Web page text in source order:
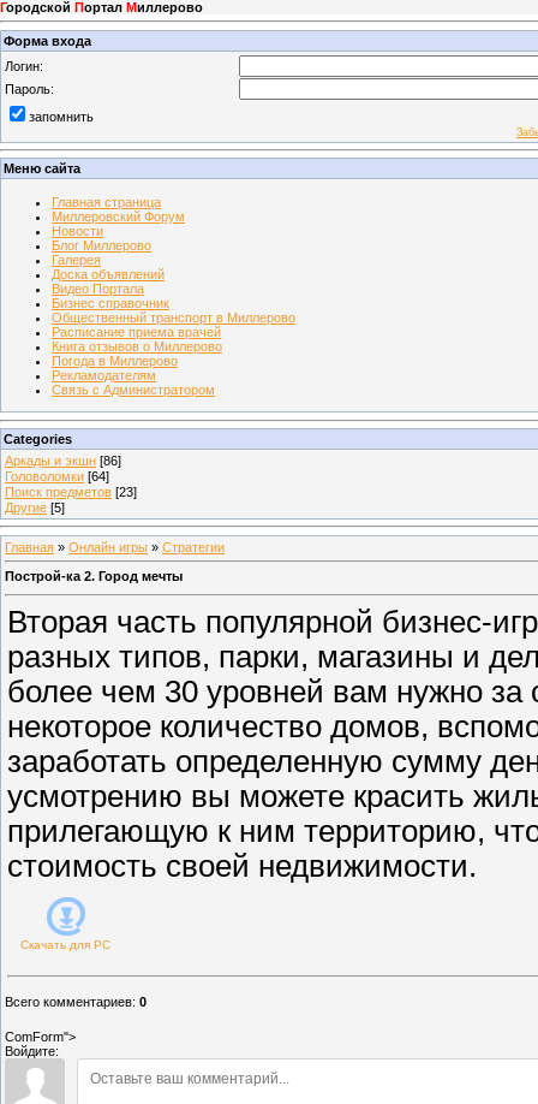
Городской Портал Миллерово
Форма входа
Логин:
Пароль:
запомнить
Меню сайта
Главная страница
Миллеровский Форум
Новости
Блог Миллерово
Галерея
Доска объявлений
Видео Портала
Бизнес справочник
Общественный транспорт в Миллерово
Расписание приема врачей
Книга отзывов о Миллерово
Погода в Миллерово
Рекламодателям
Связь с Администратором
Categories
Аркады и экшн [86]
Головоломки [64]
Поиск предметов [23]
Другие [5]
Главная » Онлайн игры » Стратегии
Построй-ка 2. Город мечты
Вторая часть популярной бизнес-
разных типов, парки, магазины и
более чем 30 уровней вам нужно за
некоторое количество домов,
заработать определенную сумму
усмотрению вы можете красить
прилегающую к ним территорию,
стоимость своей недвижимости.
Скачать для PC
Всего комментариев: 0
ComForm">
Войдите: